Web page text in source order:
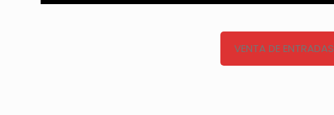
VENTA DE ENTRADAS